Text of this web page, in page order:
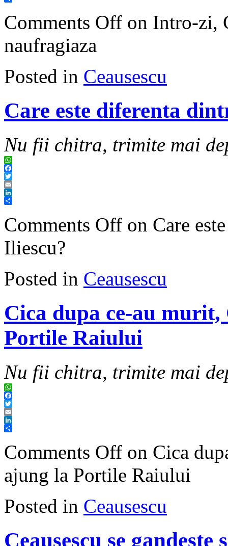
Comments Off on Intro-zi,
naufragiaza
Posted in Ceausescu
Care este diferenta
Nu fii chitra, trimite mai
WhatsApp
Facebook
Twitter
Email
LinkedIn
Comments Off on Care
Iliescu?
Posted in Ceausescu
Cica dupa ce-au murit,
Portile Raiului
Nu fii chitra, trimite mai
WhatsApp
Facebook
Twitter
Email
LinkedIn
Comments Off on Cica
ajung la Portile Raiului
Posted in Ceausescu
Ceausescu se